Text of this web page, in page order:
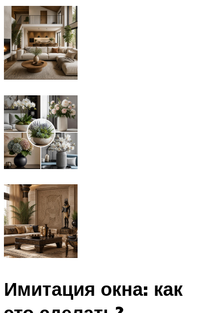
Имитация окна: как